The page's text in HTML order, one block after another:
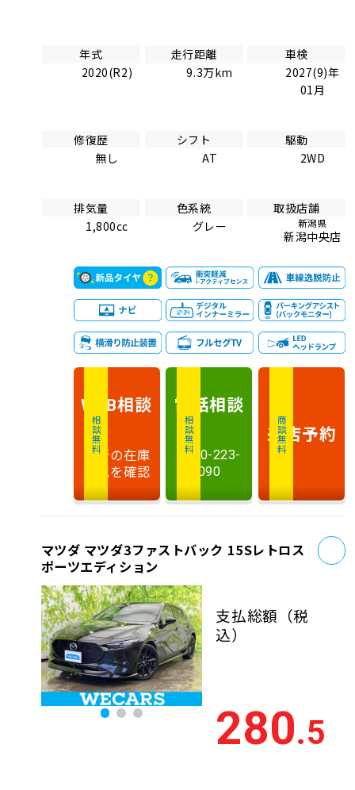
年式
2020(R2)
走行距離
9.3万km
車検
2027(9)年
01月
修復歴
無し
シフト
AT
駆動
2WD
排気量
1,800cc
色系統
グレー
取扱店舗
新潟県
新潟中央店
相談無料
WEB相談
最新の在庫
状況を確認
相談無料
電話相談
0120-223-
090
商談無料
来店予約
マツダ マツダ3ファストバック 15Sレトロス
ポーツエディション
支払総額 （税
込）
280.5